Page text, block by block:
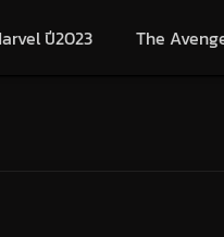
ปี2023 The